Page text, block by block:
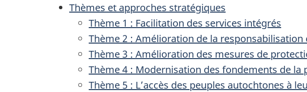
Thèmes et approches stratégiques
Thème 1 : Facilitation des services intégrés
Thème 2 : Amélioration de la
Thème 3 : Amélioration des mesures de
Thème 4 : Modernisation des fondements de
Thème 5 : L’accès des peuples autochtones à